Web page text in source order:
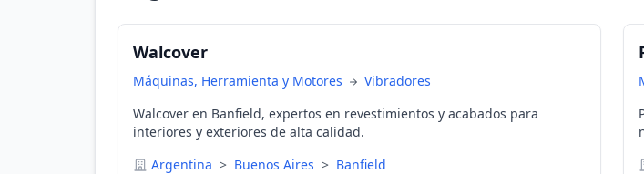
Walcover
Máquinas, Herramienta y Motores
Vibradores
Walcover en Banfield, expertos en revestimientos y acabados para
interiores y exteriores de alta calidad.
Argentina > Buenos Aires > Banfield